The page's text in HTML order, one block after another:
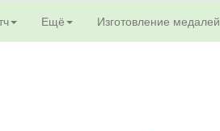
Ещё Изготовление медалей